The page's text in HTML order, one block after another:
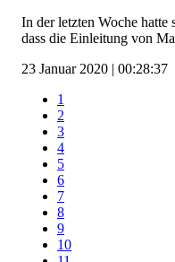
In der letzten Woche hatte
dass die Einleitung von
23 Januar 2020 | 00:28:37
1
2
3
4
5
6
7
8
9
10